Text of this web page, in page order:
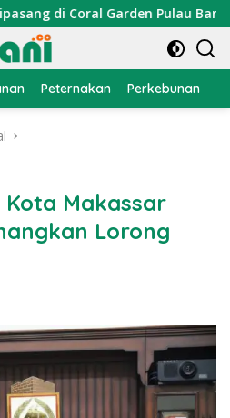
Coral Garden Pulau Barrang
Peternakan Perkebunan
Makassar
Lorong